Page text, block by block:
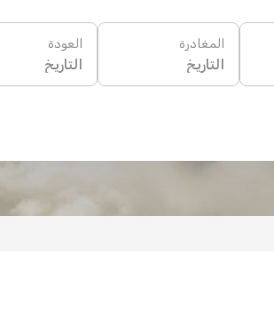
المغادرة
التاريخ
العودة
التاريخ